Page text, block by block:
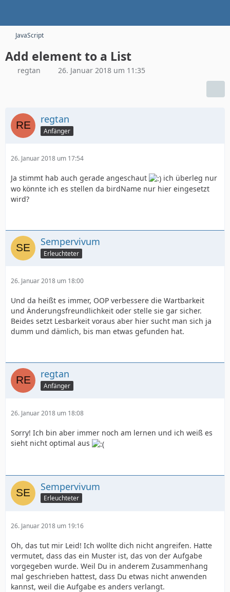
JavaScript
Add element to a List
regtan 26. Januar 2018 um 11:35
regtan
Anfänger
26. Januar 2018 um 17:54
Ja stimmt hab auch gerade angeschaut
ich überleg nur
wo könnte ich es stellen da birdName nur hier eingesetzt
wird?
Sempervivum
Erleuchteter
26. Januar 2018 um 18:00
Und da heißt es immer, OOP verbessere die Wartbarkeit
und Änderungsfreundlichkeit oder stelle sie gar sicher.
Beides setzt Lesbarkeit voraus aber hier sucht man sich ja
dumm und dämlich, bis man etwas gefunden hat.
regtan
Anfänger
26. Januar 2018 um 18:08
Sorry! Ich bin aber immer noch am lernen und ich weiß es
sieht nicht optimal aus
Sempervivum
Erleuchteter
26. Januar 2018 um 19:16
Oh, das tut mir Leid! Ich wollte dich nicht angreifen. Hatte
vermutet, dass das ein Muster ist, das von der Aufgabe
vorgegeben wurde. Weil Du in anderem Zusammenhang
mal geschrieben hattest, dass Du etwas nicht anwenden
kannst, weil die Aufgabe es anders verlangt.